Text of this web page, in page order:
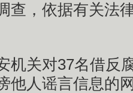
查，依据有关法
关对37名借反
他人谣言信息的